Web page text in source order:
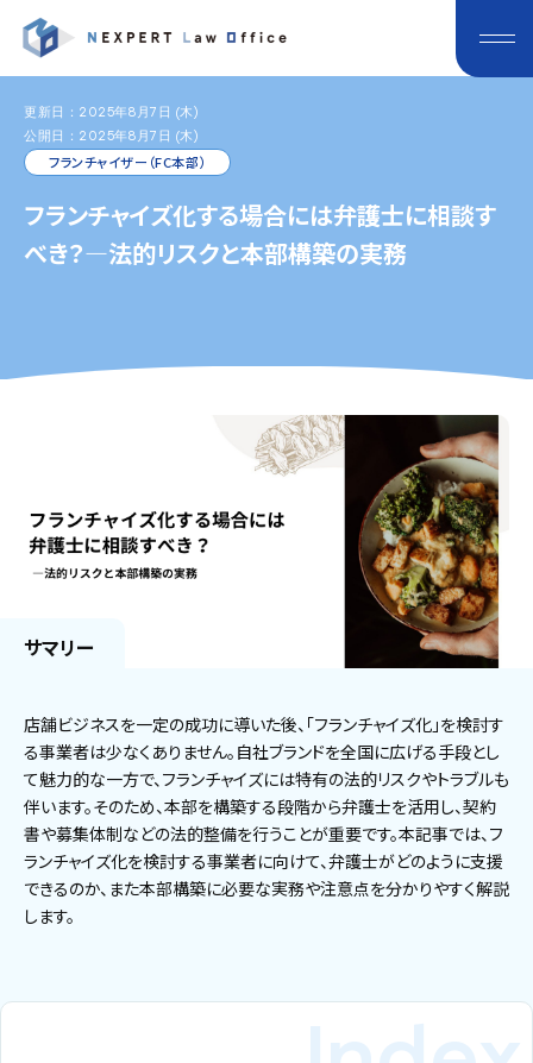
更新日：2025年8月7日 (木)
公開日：2025年8月7日 (木)
フランチャイザー（FC本部）
フランチャイズ化する場合には弁護士に相談す
べき？―法的リスクと本部構築の実務
サマリー
店舗ビジネスを一定の成功に導いた後、「フランチャイズ化」を検討す
る事業者は少なくありません。自社ブランドを全国に広げる手段とし
て魅力的な一方で、フランチャイズには特有の法的リスクやトラブルも
伴います。そのため、本部を構築する段階から弁護士を活用し、契約
書や募集体制などの法的整備を行うことが重要です。本記事では、フ
ランチャイズ化を検討する事業者に向けて、弁護士がどのように支援
できるのか、また本部構築に必要な実務や注意点を分かりやすく解説
します。